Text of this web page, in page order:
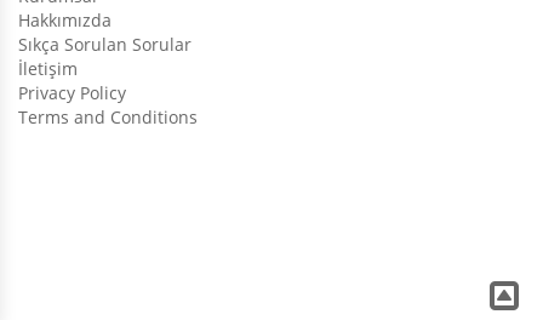
Hakkımızda
Sıkça Sorulan Sorular
İletişim
Privacy Policy
Terms and Conditions